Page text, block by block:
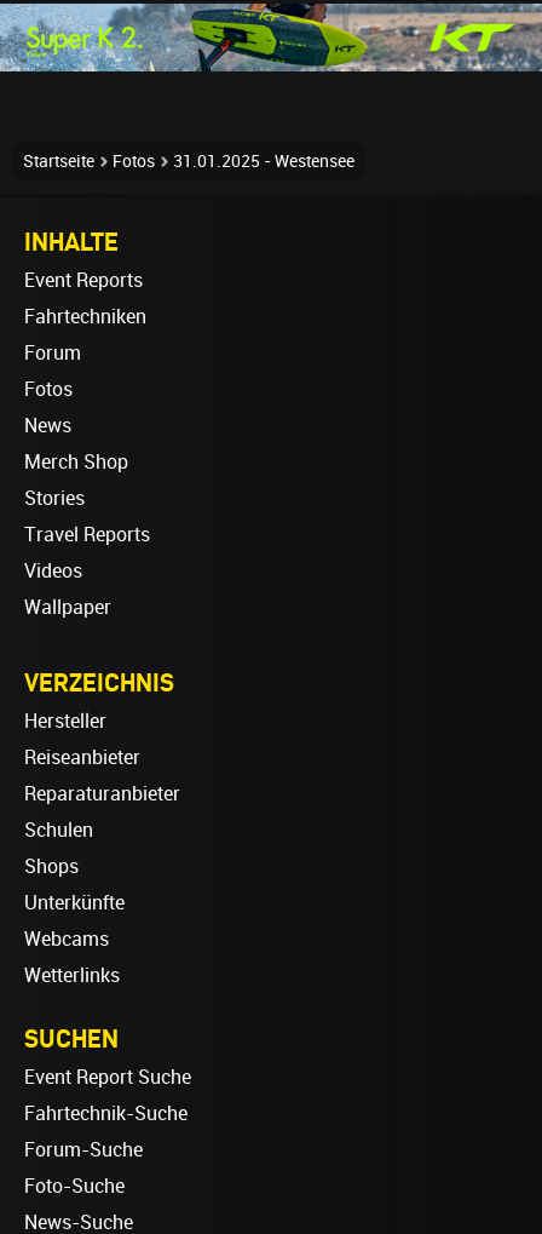
Startseite Fotos 31.01.2025 - Westensee
INHALTE
Event Reports
Fahrtechniken
Forum
Fotos
News
Merch Shop
Stories
Travel Reports
Videos
Wallpaper
VERZEICHNIS
Hersteller
Reiseanbieter
Reparaturanbieter
Schulen
Shops
Unterkünfte
Webcams
Wetterlinks
SUCHEN
Event Report Suche
Fahrtechnik-Suche
Forum-Suche
Foto-Suche
News-Suche